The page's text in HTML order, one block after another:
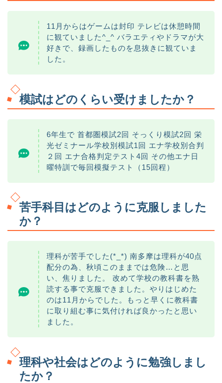
11月からはゲームは封印 テレビは休憩時間
に観ていました^_^ バラエティやドラマが大
好きで、録画したものを息抜きに観ていま
した。
模試はどのくらい受けましたか？
6年生で 首都圏模試2回 そっくり模試2回 栄
光ゼミナール学校別模試1回 エナ学校別合判
２回 エナ合格判定テスト4回 その他エナ日
曜特訓で毎回模擬テスト（15回程）
苦手科目はどのように克服しました
か？
理科が苦手でした(*_*) 南多摩は理科が40点
配分の為、秋頃このままでは危険…と思
い、焦りました。 改めて学校の教科書を熟
読する事で克服できました。やりはじめた
のは11月からでした。もっと早くに教科書
に取り組む事に気付ければ良かったと思い
ました。
理科や社会はどのように勉強しまし
たか？